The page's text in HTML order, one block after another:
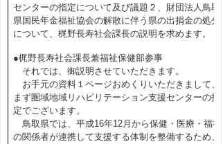
センターの指定について及び議題２、財団法人鳥取
県国民年金福祉協会の解散に伴う県の出捐金の処分
について、梶野長寿社会課長の説明を求めます。
●梶野長寿社会課長兼福祉保健部参事
それでは、御説明させていただきます。
お手元の資料１ページおめくりいただきまして、
まず圏域地域リハビリテーション支援センターの指
定でございます。
鳥取県では、平成16年12月から保健・医療・福祉
の関係者が連携して支援する体制を整備するため、